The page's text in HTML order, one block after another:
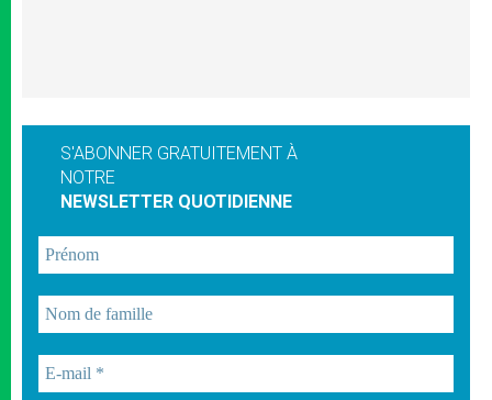
S'ABONNER GRATUITEMENT À
NOTRE
NEWSLETTER QUOTIDIENNE